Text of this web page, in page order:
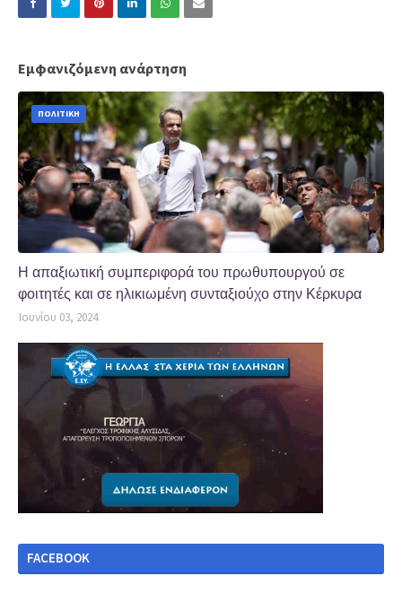
Εμφανιζόμενη ανάρτηση
ΠΟΛΙΤΙΚΗ
Η απαξιωτική συμπεριφορά του πρωθυπουργού σε
φοιτητές και σε ηλικιωμένη συνταξιούχο στην Κέρκυρα
Ιουνίου 03, 2024
FACEBOOK